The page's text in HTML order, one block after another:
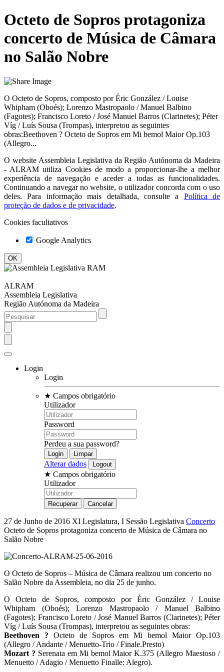
Octeto de Sopros protagoniza
concerto de Música de Câmara
no Salão Nobre
O Octeto de Sopros, composto por Éric González / Louise
Whipham (Oboés); Lorenzo Mastropaolo / Manuel Balbino
(Fagotes); Francisco Loreto / José Manuel Barros (Clarinetes); Péter
Víg / Luís Sousa (Trompas), interpretou as seguintes
obras:Beethoven ? Octeto de Sopros em Mi bemol Maior Op.103
(Allegro...
O website Assembleia Legislativa da Região Autónoma da Madeira
- ALRAM utiliza Cookies de modo a proporcionar-lhe a melhor
experiência de navegação e aceder a todas as funcionalidades.
Continuando a navegar no website, o utilizador concorda com o uso
deles. Para informação mais detalhada, consulte a
Política de
proteção de dados e de privacidade.
Cookies facultativos
Google Analytics
ALRAM
Assembleia Legislativa
Região Autónoma da Madeira
Login
Login
★ Campos obrigatório
Utilizador
Password
Perdeu a sua password?
Alterar dados
★ Campos obrigatório
Utilizador
27 de Junho de 2016 XI Legislatura, I Sessão Legislativa Concerto
Octeto de Sopros protagoniza concerto de Música de Câmara no
Salão Nobre
O Octeto de Sopros – Música de Câmara realizou um concerto no
Salão Nobre da Assembleia, no dia 25 de junho.
O Octeto de Sopros, composto por Éric González / Louise
Whipham (Oboés); Lorenzo Mastropaolo / Manuel Balbino
(Fagotes); Francisco Loreto / José Manuel Barros (Clarinetes); Péter
Víg / Luís Sousa (Trompas), interpretou as seguintes obras:
Beethoven ? Octeto de Sopros em Mi bemol Maior Op.103
(Allegro / Andante / Menuetto-Trio / Finale.Presto)
Mozart ? Serenata em Mi bemol Maior K.375 (Allegro Maestoso /
Menuetto / Adagio / Menuetto Finalle: Alegro).